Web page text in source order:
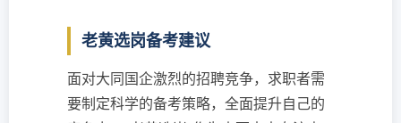
老黄选岗备考建议
面对大同国企激烈的招聘竞争，求职者需
要制定科学的备考策略，全面提升自己的